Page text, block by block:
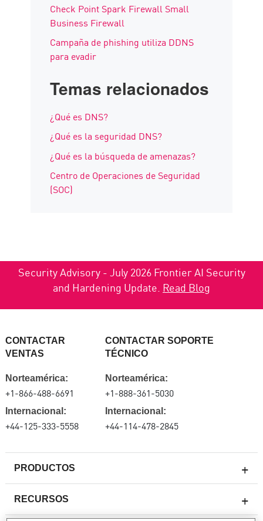
Check Point Spark Firewall Small
Business Firewall
Campaña de phishing utiliza DDNS
para evadir
Temas relacionados
¿Qué es DNS?
¿Qué es la seguridad DNS?
¿Qué es la búsqueda de amenazas?
Centro de Operaciones de Seguridad
(SOC)
Security Advisory - July 2026 Frontier AI Security
and Hardening Update. Read Blog
PRODUCTOS
Firewall de última generación
RECURSOS
CONTACTAR
VENTAS
Norteamérica:
+1-866-488-6691
Internacional:
+44-125-333-5558
CONTACTAR SOPORTE
TÉCNICO
Norteamérica:
+1-888-361-5030
Internacional:
+44-114-478-2845